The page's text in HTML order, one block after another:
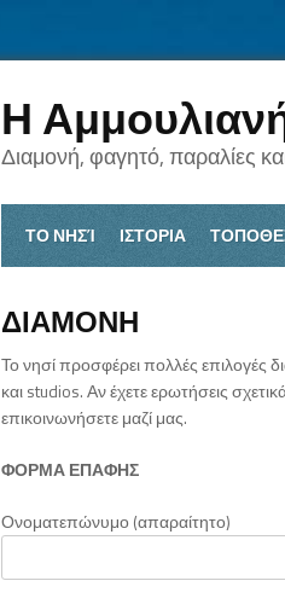
Η
Διαμονή, φαγητό, παραλίες
ΤΟ ΝΗΣΊ ΙΣΤΟΡΙΑ
ΔΙΑΜΟΝΗ
Το νησί προσφέρει πολλές επιλογές
και studios. Αν έχετε ερωτήσεις
επικοινωνήσετε μαζί μας.
ΦΟΡΜΑ ΕΠΑΦΗΣ
Ονοματεπώνυμο (απαραίτητο)